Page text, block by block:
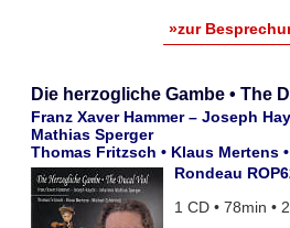
»zur
Die herzogliche Gambe • The
Franz Xaver Hammer – Joseph
Mathias Sperger
Thomas Fritzsch • Klaus Mertens
Rondeau
1 CD • 78min •